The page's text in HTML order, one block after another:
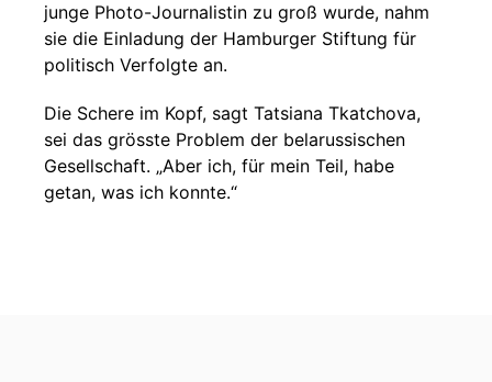
junge Photo-Journalistin zu groß wurde, nahm
sie die Einladung der Hamburger Stiftung für
politisch Verfolgte an.
Die Schere im Kopf, sagt Tatsiana Tkatchova,
sei das grösste Problem der belarussischen
Gesellschaft. „Aber ich, für mein Teil, habe
getan, was ich konnte.“